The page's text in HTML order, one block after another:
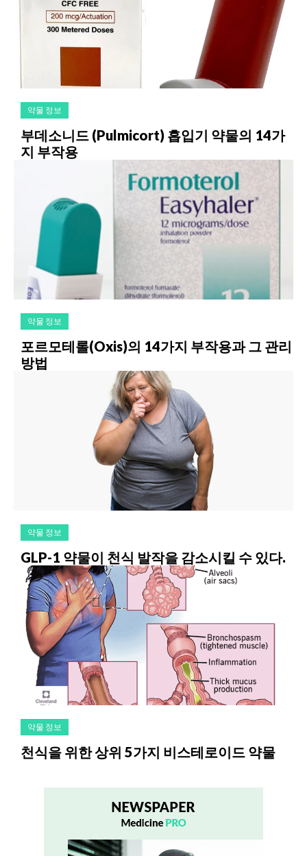
약물 정보
부데소니드 (Pulmicort) 흡입기 약물의 14가
지 부작용
약물 정보
포르모테롤(Oxis)의 14가지 부작용과 그 관리
방법
약물 정보
GLP-1 약물이 천식 발작을 감소시킬 수 있다.
약물 정보
천식을 위한 상위 5가지 비스테로이드 약물